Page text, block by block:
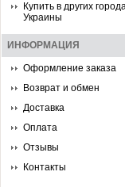
Купить в других
Украины
ИНФОРМАЦИЯ
Оформление заказа
Возврат и обмен
Доставка
Оплата
Отзывы
Контакты